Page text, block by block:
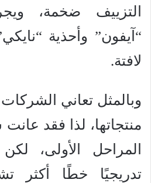
التزييف ضخمة،
“آيفون” وأحذية
لافتة.
وبالمثل تعاني
منتجاتها، لذا فقد
المراحل الأولى،
تدريجيًا خطًا أكثر